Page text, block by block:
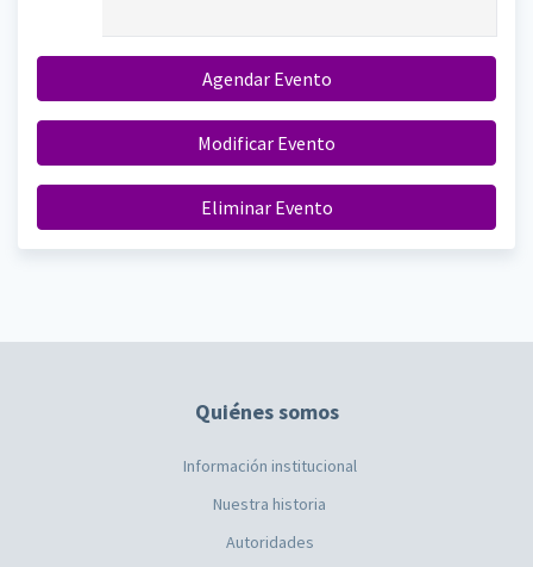
Agendar Evento
Modificar Evento
Eliminar Evento
Quiénes somos
Información institucional
Nuestra historia
Autoridades